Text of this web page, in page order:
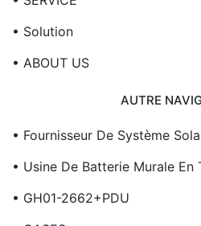
• Solution
• ABOUT US
AUTRE
• Fournisseur De Système
• Usine De Batterie Murale En
• GH01-2662+PDU